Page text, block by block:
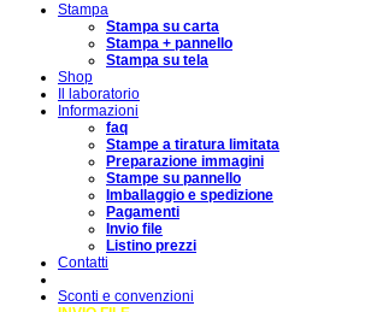
Stampa
Stampa su carta
Stampa + pannello
Stampa su tela
Shop
Il laboratorio
Informazioni
faq
Stampe a tiratura limitata
Preparazione immagini
Stampe su pannello
Imballaggio e spedizione
Pagamenti
Invio file
Listino prezzi
Contatti
Sconti e convenzioni